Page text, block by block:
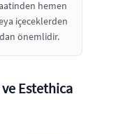
hemen
içeceklerden
önemlidir.
ve Estethica